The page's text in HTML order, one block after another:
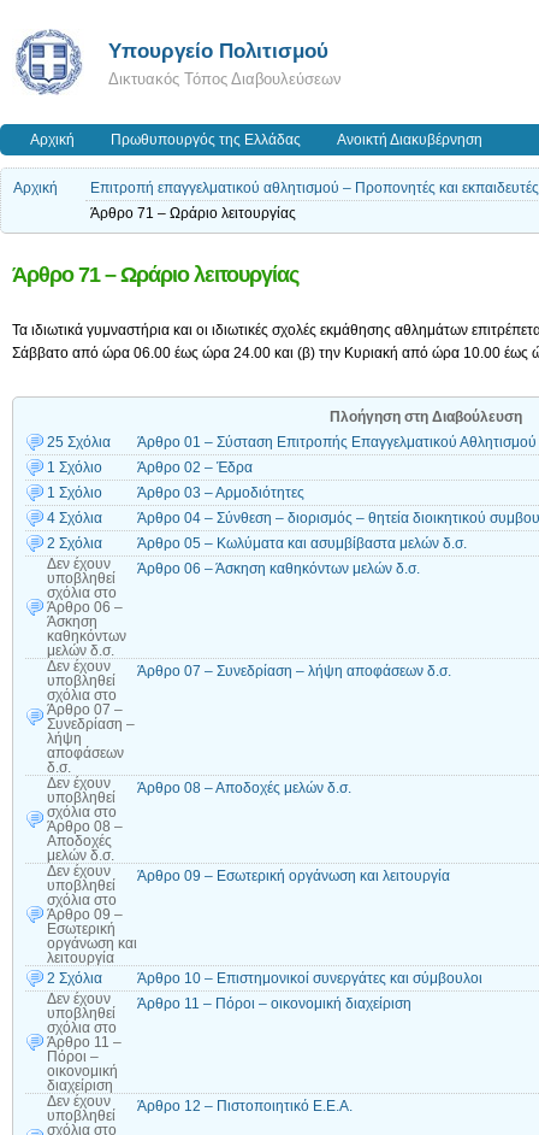
Υπουργείο Πολιτισμού
Δικτυακός Τόπος Διαβουλεύσεων
Αρχική Πρωθυπουργός της Ελλάδας Ανοικτή Διακυβέρνηση
Αρχική
Επιτροπή επαγγελματικού αθλητισμού – Προπονητές και
Άρθρο 71 – Ωράριο λειτουργίας
Άρθρο 71 – Ωράριο λειτουργίας
Τα ιδιωτικά γυμναστήρια και οι ιδιωτικές σχολές εκμάθησης αθλημάτων
Σάββατο από ώρα 06.00 έως ώρα 24.00 και (β) την Κυριακή από ώρα 10.00 έως
Πλοήγηση στη Διαβούλευση
25 Σχόλια
Άρθρο 01 – Σύσταση Επιτροπής Επαγγελματικού Αθλητισμού
1 Σχόλιο
Άρθρο 02 – Έδρα
1 Σχόλιο
Άρθρο 03 – Αρμοδιότητες
4 Σχόλια
Άρθρο 04 – Σύνθεση – διορισμός – θητεία διοικητικού
2 Σχόλια
Άρθρο 05 – Κωλύματα και ασυμβίβαστα μελών δ.σ.
Δεν έχουν
υποβληθεί
σχόλια στο
Άρθρο 06 –
Άσκηση
καθηκόντων
μελών δ.σ.
Άρθρο 06 – Άσκηση καθηκόντων μελών δ.σ.
Δεν έχουν
υποβληθεί
σχόλια στο
Άρθρο 07 –
Συνεδρίαση –
λήψη
αποφάσεων
δ.σ.
Άρθρο 07 – Συνεδρίαση – λήψη αποφάσεων δ.σ.
Δεν έχουν
υποβληθεί
σχόλια στο
Άρθρο 08 –
Αποδοχές
μελών δ.σ.
Άρθρο 08 – Αποδοχές μελών δ.σ.
Δεν έχουν
υποβληθεί
σχόλια στο
Άρθρο 09 –
Εσωτερική
οργάνωση και
λειτουργία
Άρθρο 09 – Εσωτερική οργάνωση και λειτουργία
2 Σχόλια
Άρθρο 10 – Επιστημονικοί συνεργάτες και σύμβουλοι
Δεν έχουν
υποβληθεί
σχόλια στο
Άρθρο 11 –
Πόροι –
οικονομική
διαχείριση
Άρθρο 11 – Πόροι – οικονομική διαχείριση
Δεν έχουν
υποβληθεί
σχόλια στο
Άρθρο 12 – Πιστοποιητικό Ε.Ε.Α.